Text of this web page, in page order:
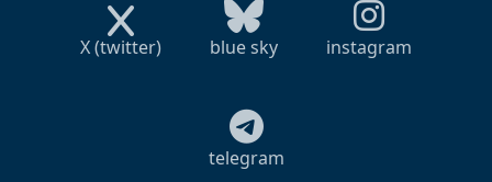
X (twitter) blue sky instagram
telegram